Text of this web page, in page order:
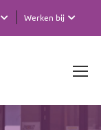
Werken bij